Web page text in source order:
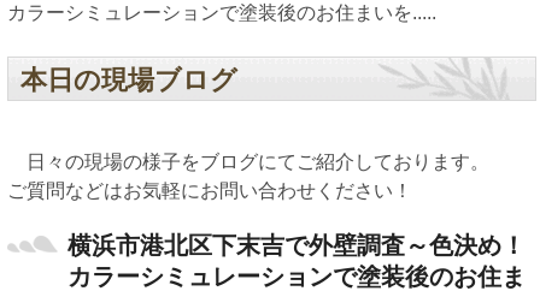
カラーシミュレーションで塗装後のお住まいを.....
本日の現場ブログ
日々の現場の様子をブログにてご紹介しております。
ご質問などはお気軽にお問い合わせください！
横浜市港北区下末吉で外壁調査～色決め！
カラーシミュレーションで塗装後のお住ま